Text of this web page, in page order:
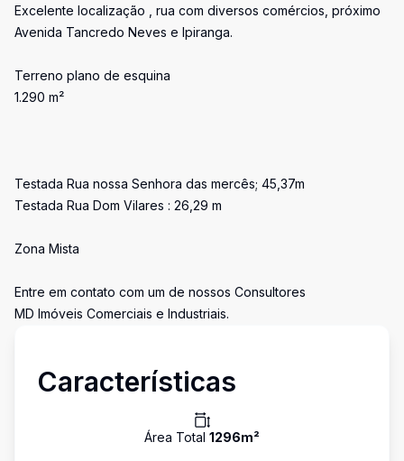
Excelente localização , rua com diversos comércios, próximo
Avenida Tancredo Neves e Ipiranga.
Terreno plano de esquina
1.290 m²
Testada Rua nossa Senhora das mercês; 45,37m
Testada Rua Dom Vilares : 26,29 m
Zona Mista
Entre em contato com um de nossos Consultores
MD Imóveis Comerciais e Industriais.
Características
Área Total 1296m²